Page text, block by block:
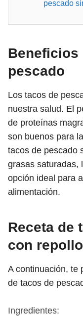
pescado
Beneficios
pescado
Los tacos de
nuestra salud. El
de proteínas
son buenos para
tacos de pescado
grasas saturadas,
opción ideal para
alimentación.
Receta de
con
A continuación, te
de tacos de
Ingredientes: